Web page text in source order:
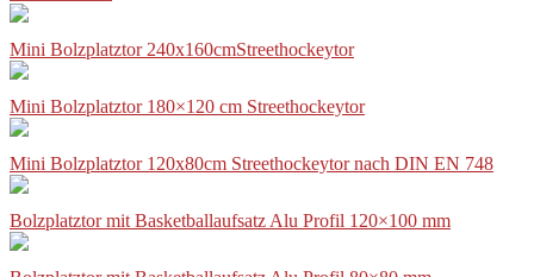
Mini Bolzplatztor 240x160cmStreethockeytor
Mini Bolzplatztor 180×120 cm Streethockeytor
Mini Bolzplatztor 120x80cm Streethockeytor nach DIN EN 748
Bolzplatztor mit Basketballaufsatz Alu Profil 120×100 mm